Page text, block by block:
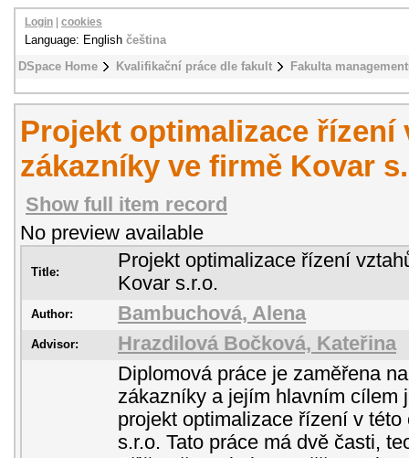
DSpace Home Kvalifikační práce dle fakult Fakulta
Login cookies
Language: English čeština
Projekt optimalizace řízení
zákazníky ve firmě Kovar
Show full item record
No preview available
Title:
Projekt optimalizace řízení
Kovar s.r.o.
Author: Bambuchová, Alena
Advisor: Hrazdilová Bočková, Kateřina
Diplomová práce je zaměřena
zákazníky a jejím hlavním cílem
projekt optimalizace řízení v
s.r.o. Tato práce má dvě časti,